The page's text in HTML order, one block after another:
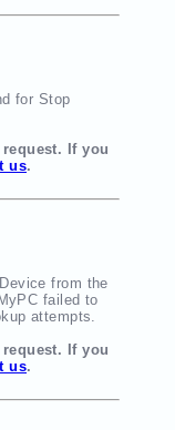
for Stop
If you
us.
from the
failed to
attempts.
If you
us.